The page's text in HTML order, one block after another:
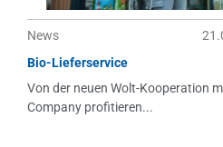
News
Bio-Lieferservice
Von der neuen Wolt-Kooperation
Company profitieren...